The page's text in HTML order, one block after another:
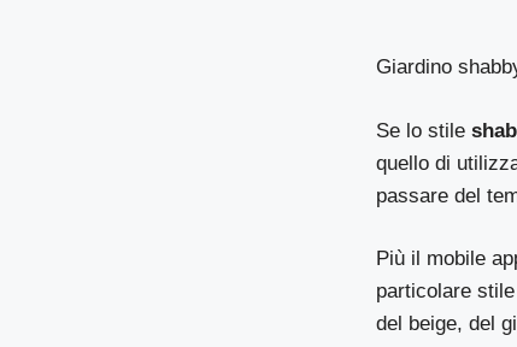
Giardino
Se lo stile
quello di
passare del
Più il mobile
particolare
del beige, del